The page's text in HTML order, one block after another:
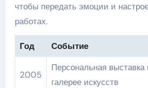
чтобы передать эмоции и
работах.
Год Событие
2005
Персональная выставка
галерее искусств